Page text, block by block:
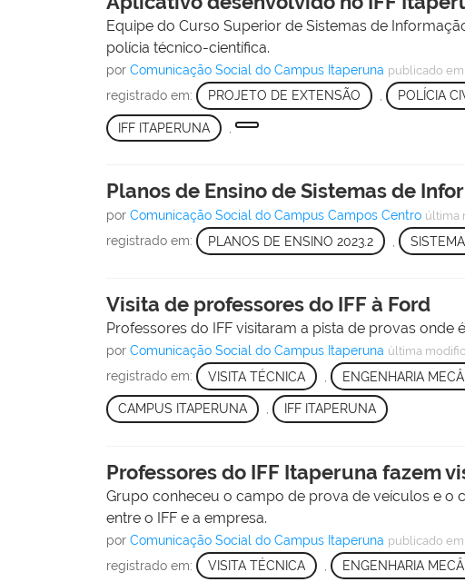
Equipe do Curso Superior de Sistemas de
polícia técnico-científica.
porComunicação Social do Campus Itaperuna publicado
registrado em: PROJETO DE EXTENSÃO , POLÍCIA
IFF ITAPERUNA
Planos de Ensino de Sistemas de
porComunicação Social do Campus Campos Centro última
registrado em: PLANOS DE ENSINO 2023.2
Visita de professores do IFF à Ford
Professores do IFF visitaram a pista de provas
porComunicação Social do Campus Itaperuna última
registrado em: VISITA TÉCNICA ENGENHARIA
CAMPUS ITAPERUNA , IFF ITAPERUNA
Professores do IFF Itaperuna fazem
Grupo conheceu o campo de prova de veículos e o
entre o IFF e a empresa.
porComunicação Social do Campus Itaperuna publicado
registrado em: VISITA TÉCNICA ENGENHARIA